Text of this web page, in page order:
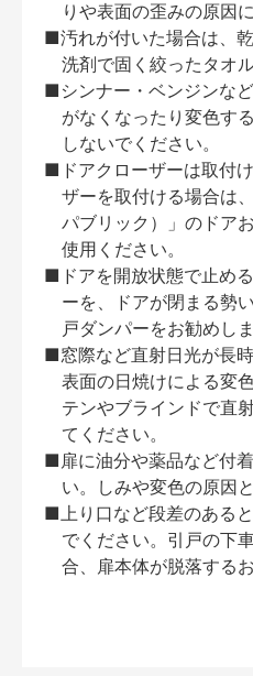
りや表面の歪みの原因
■汚れが付いた場合は、
洗剤で固く絞ったタオ
■シンナー・ベンジンな
がなくなったり変色す
しないでください。
■ドアクローザーは取付
ザーを取付ける場合は
パブリック）」のドア
使用ください。
■ドアを開放状態で止め
ーを、ドアが閉まる勢
戸ダンパーをお勧めしま
■窓際など直射日光が長
表面の日焼けによる変
テンやブラインドで直
てください。
■扉に油分や薬品など付
い。しみや変色の原因
■上り口など段差のある
でください。引戸の下
合、扉本体が脱落する